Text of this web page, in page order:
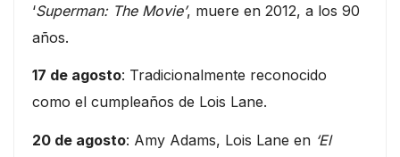
‘Superman: The Movie’, muere en 2012, a los 90
años.
17 de agosto: Tradicionalmente reconocido
como el cumpleaños de Lois Lane.
20 de agosto: Amy Adams, Lois Lane en ‘El